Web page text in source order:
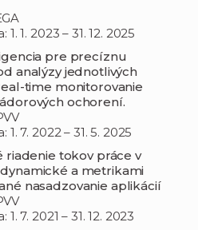
1. 2023 – 31. 12. 2025
pre precíznu
analýzy jednotlivých
time monitorovanie
ochorení.
7. 2022 – 31. 5. 2025
riadenie tokov práce v
a metrikami
nasadzovanie aplikácií
7. 2021 – 31. 12. 2023